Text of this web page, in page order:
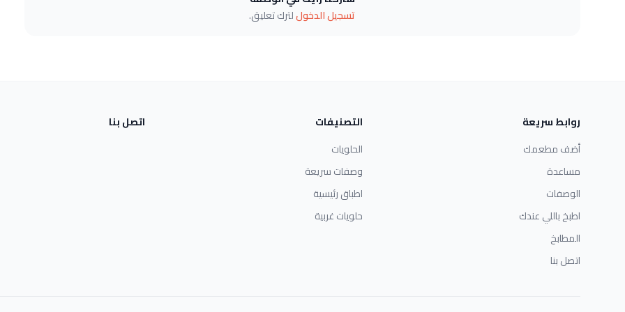
تسجيل الدخوللترك تعليق.
روابط سريعة
أضف مطعمك
مساعدة
الوصفات
اطبخ باللي عندك
المطابخ
اتصل بنا
التصنيفات
الحلويات
وصفات سريعة
اطباق رئيسية
حلويات غربية
اتصل بنا